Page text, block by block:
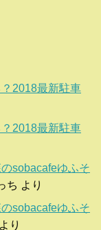
2018最新駐車
2018最新駐車
sobacafeゆふそ
ち より
sobacafeゆふそ
より